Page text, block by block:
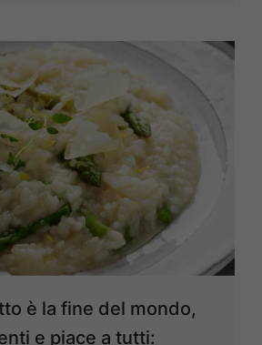
è la fine del mondo,
e piace a tutti: